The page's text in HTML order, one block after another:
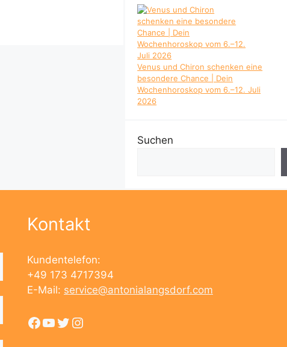
Venus und Chiron schenken eine
besondere Chance | Dein
Wochenhoroskop vom 6.–12. Juli
2026
Suchen
Kontakt
Kundentelefon:
+49 173 4717394
E-Mail: service@antonialangsdorf.com
Facebook
YouTube
Twitter
Instagram